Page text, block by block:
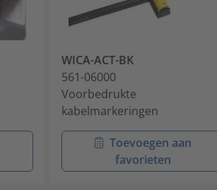
WICA-ACT-BK
561-06000
Voorbedrukte
kabelmarkeringen
Toevoegen aan
favorieten